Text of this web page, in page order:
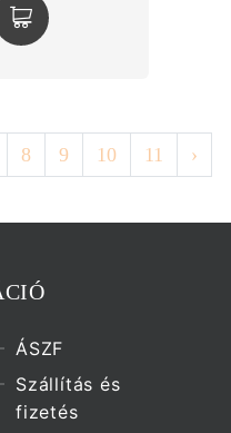
8 9 10 11 ›
ÁSZF
Szállítás és
fizetés